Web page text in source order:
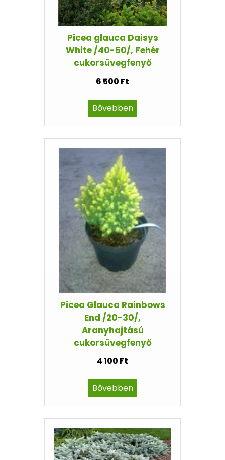
Picea glauca Daisys
White /40-50/, Fehér
cukorsüvegfenyő
6 500 Ft
Bővebben
Picea Glauca Rainbows
End /20-30/,
Aranyhajtású
cukorsüvegfenyő
4 100 Ft
Bővebben